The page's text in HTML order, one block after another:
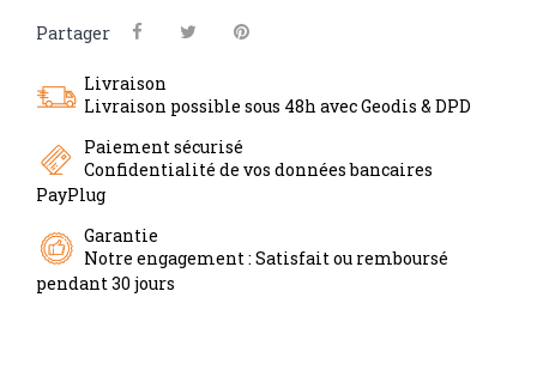
Partager
Livraison
Livraison possible sous 48h avec Geodis & DPD
Paiement sécurisé
Confidentialité de vos données bancaires
PayPlug
Garantie
Notre engagement : Satisfait ou remboursé
pendant 30 jours